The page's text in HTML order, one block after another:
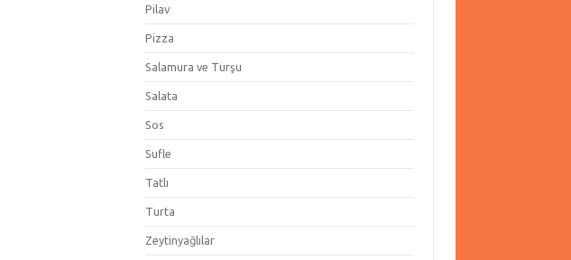
Pilav
Pizza
Salamura ve Turşu
Salata
Sos
Sufle
Tatlı
Turta
Zeytinyağlılar